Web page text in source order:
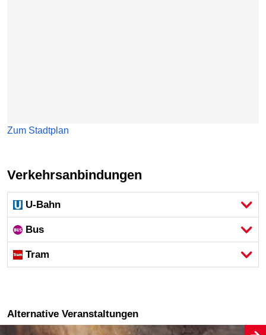
Zum Stadtplan
Verkehrsanbindungen
U-Bahn
Bus
Tram
Alternative Veranstaltungen